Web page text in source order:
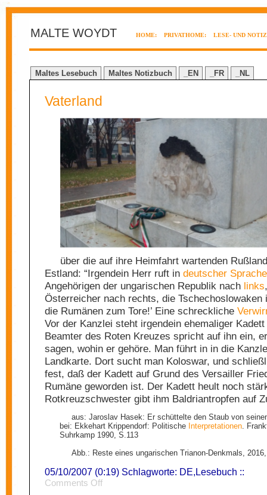
MALTE WOYDT HOME: PRIVATHOME: LESE- UND
Maltes Lesebuch Maltes Notizbuch _EN _FR _NL
Vaterland
über die auf ihre Heimfahrt wartenden
Estland: “Irgendein Herr ruft in deutscher Sprache
Angehörigen der ungarischen Republik nach links
Österreicher nach rechts, die
die Rumänen zum Tore!’ Eine schreckliche
Vor der Kanzlei steht irgendein ehemaliger
Beamter des Roten Kreuzes spricht auf ihn ein,
sagen, wohin er gehöre. Man führt in in die
Landkarte. Dort sucht man Koloswar, und
fest, daß der Kadett auf Grund des Versailler
Rumäne geworden ist. Der Kadett heult noch
Rotkreuzschwester gibt ihm Baldriantropfen auf
aus: Jaroslav Hasek: Er schüttelte den Staub von
bei: Ekkehart Krippendorf: Politische Interpretationen.
Suhrkamp 1990, S.113
Abb.: Reste eines ungarischen Trianon-Denkmals,
05/10/2007 (0:19) Schlagworte: DE,Lesebuch ::
Comments Offon